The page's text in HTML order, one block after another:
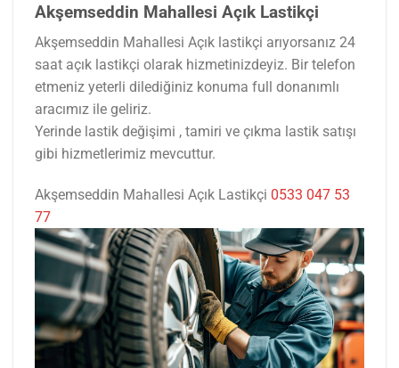
Akşemseddin Mahallesi Açık Lastikçi
Akşemseddin Mahallesi Açık lastikçi arıyorsanız 24
saat açık lastikçi olarak hizmetinizdeyiz. Bir telefon
etmeniz yeterli dilediğiniz konuma full donanımlı
aracımız ile geliriz.
Yerinde lastik değişimi , tamiri ve çıkma lastik satışı
gibi hizmetlerimiz mevcuttur.
Akşemseddin Mahallesi Açık Lastikçi 0533 047 53
77